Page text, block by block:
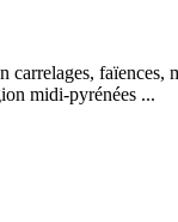
faïences,
midi-pyrénées ...